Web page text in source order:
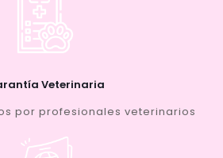
Veterinaria
por profesionales veterinarios